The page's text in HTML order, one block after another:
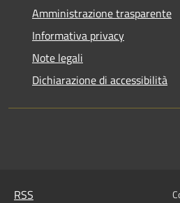
Amministrazione trasparente
Informativa privacy
Note legali
Dichiarazione di accessibilità
RSS